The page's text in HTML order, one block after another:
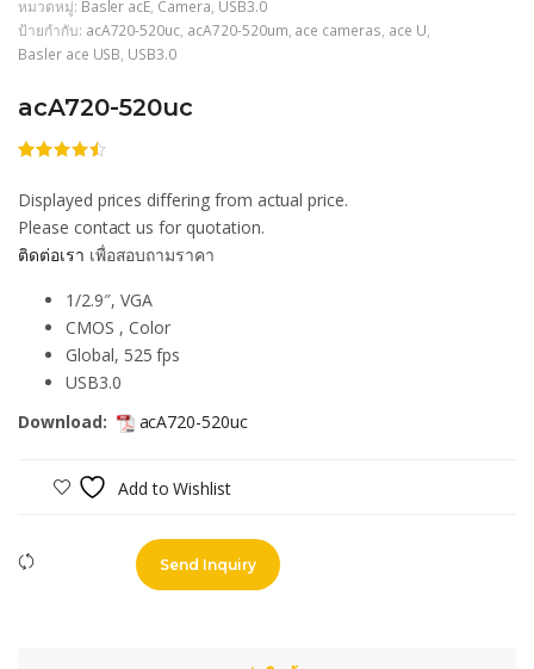
หมวดหมู่: Basler acE Camera USB3.0
ป้ายกำกับ: acA720-520uc acA720-520um ace cameras ace U
Basler ace USB USB3.0
acA720-520uc
คะแนน
4.44จาก
5 คะแนน
การให้
ของลูกค้า
Displayed prices differing from actual price.
Please contact us for quotation.
ติดต่อเรา เพื่อสอบถามราคา
1/2.9″, VGA
CMOS , Color
Global, 525 fps
USB3.0
Download:
acA720-520uc
Add to Wishlist
Send Inquiry